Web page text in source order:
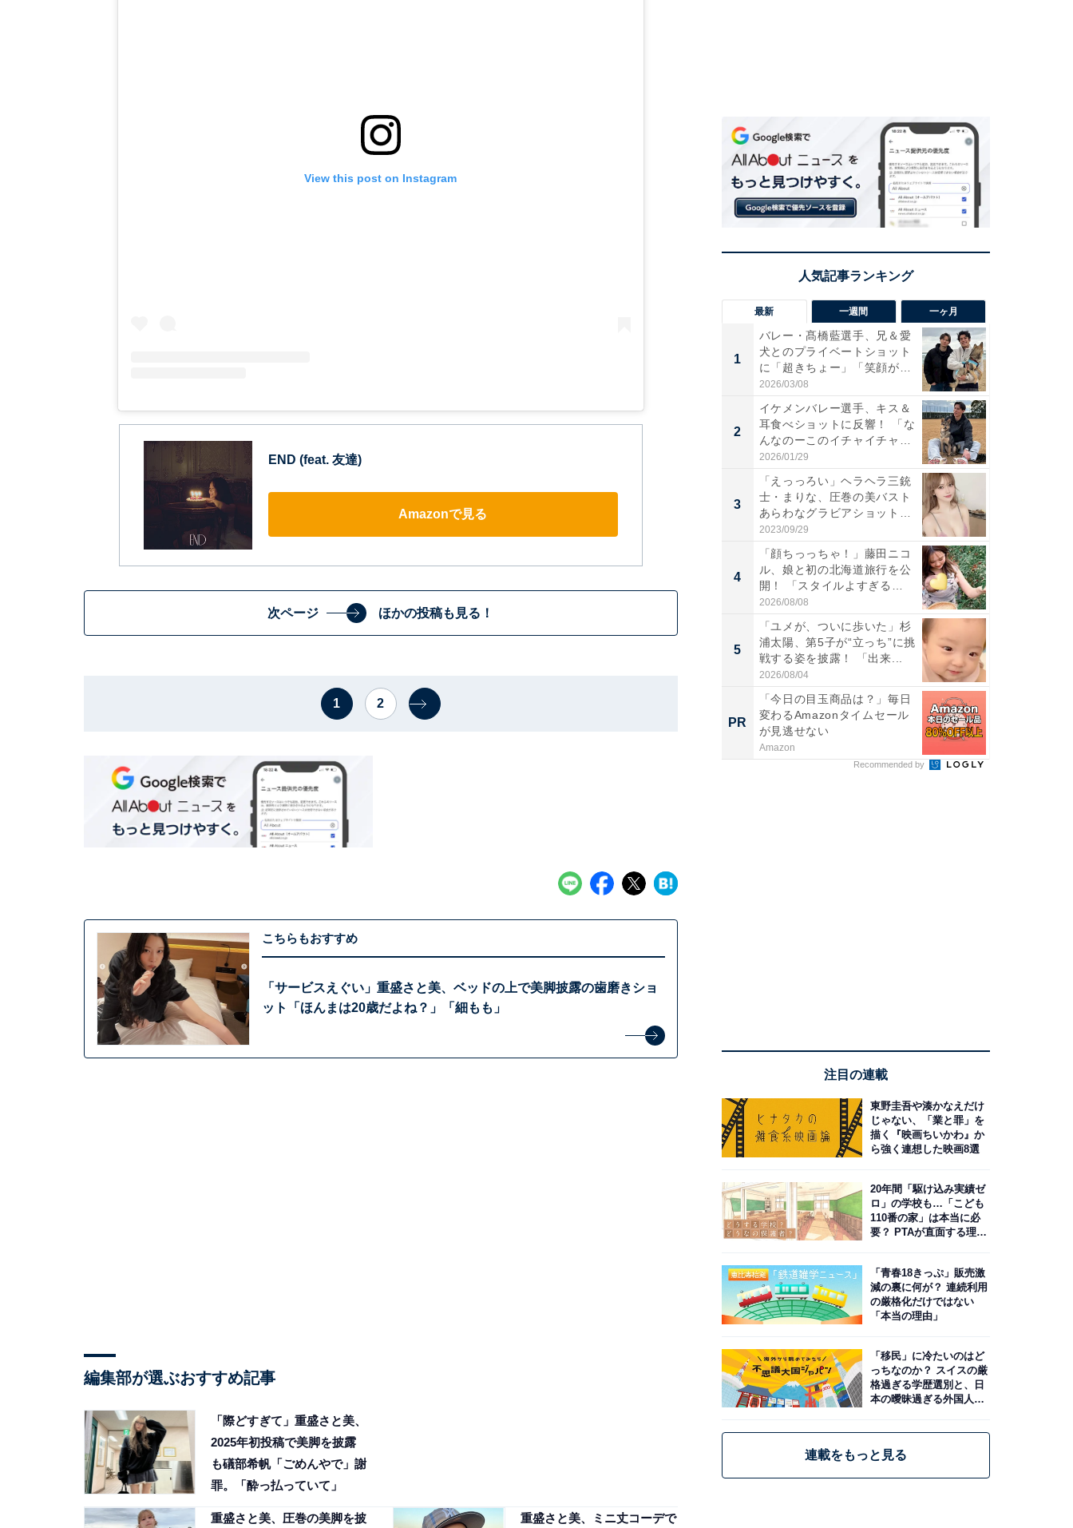
View this post on Instagram
END (feat. 友達)
Amazonで見る
次ページ ほかの投稿も見る！
1 2
こちらもおすすめ
「サービスえぐい」重盛さと美、ベッドの上で美脚披露の歯磨きショ
ット「ほんまは20歳だよね？」「細もも」
編集部が選ぶおすすめ記事
「際どすぎて」重盛さと美、
2025年初投稿で美脚を披露
も礒部希帆「ごめんやで」謝
罪。「酔っ払っていて」
重盛さと美、圧巻の美脚を披 重盛さと美、ミニ丈コーデで
最新 一週間 一ヶ月
1
バレー・髙橋藍選手、兄＆愛
犬とのプライベートショット
に「超きちょー」「笑顔が見
れ...
2026/03/08
2
イケメンバレー選手、キス＆
耳食べショットに反響！ 「な
んなのーこのイチャイチャ
感...
2026/01/29
3
「えっっろい」ヘラヘラ三銃
士・まりな、圧巻の美バスト
あらわなグラビアショット公
開...
2023/09/29
4
「顔ちっっちゃ！」藤田ニコ
ル、娘と初の北海道旅行を公
開！ 「スタイルよすぎる
よ〜...
2026/08/08
5
「ユメが、ついに歩いた」杉
浦太陽、第5子が“立っち”に挑
戦する姿を披露！ 「出来...
2026/08/04
PR
「今日の目玉商品は？」毎日
変わるAmazonタイムセール
が見逃せない
Amazon
Recommended by
注目の連載
東野圭吾や湊かなえだけ
じゃない、「業と罪」を
描く『映画ちいかわ』か
ら強く連想した映画8選
20年間「駆け込み実績ゼ
ロ」の学校も…「こども
110番の家」は本当に必
要？ PTAが直面する理想
「青春18きっぷ」販売激
減の裏に何が？ 連続利用
の厳格化だけではない
「本当の理由」
「移民」に冷たいのはど
っちなのか？ スイスの厳
格過ぎる学歴選別と、日
本の曖昧過ぎる外国人政
連載をもっと見る